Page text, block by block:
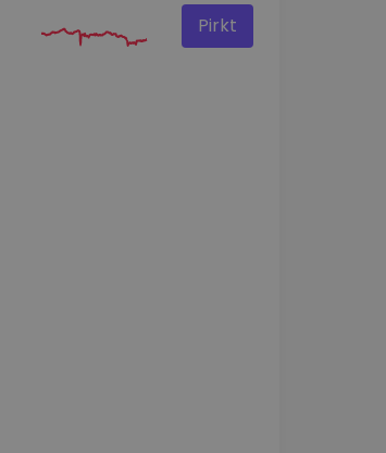
Pirkt